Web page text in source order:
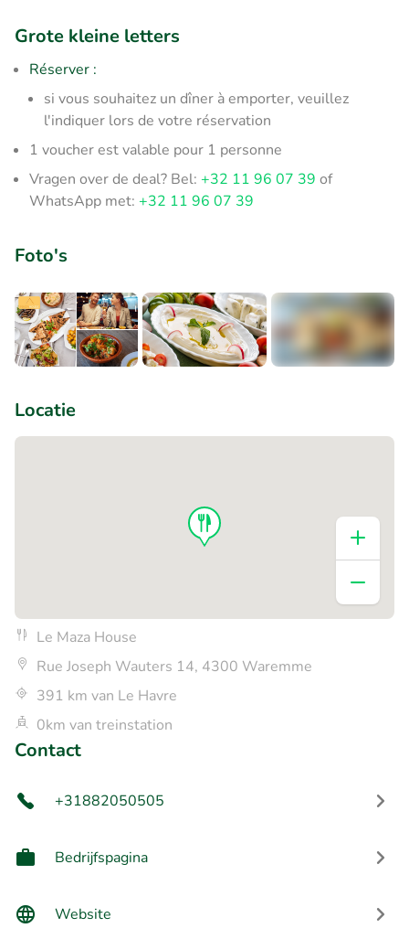
Grote kleine letters
Réserver :
si vous souhaitez un dîner à emporter, veuillez
l'indiquer lors de votre réservation
1 voucher est valable pour 1 personne
Vragen over de deal? Bel: +32 11 96 07 39 of
WhatsApp met: +32 11 96 07 39
Foto's
Locatie
Le Maza House
Rue Joseph Wauters 14, 4300 Waremme
391 km van Le Havre
0km van treinstation
Contact
+31882050505
Bedrijfspagina
Website